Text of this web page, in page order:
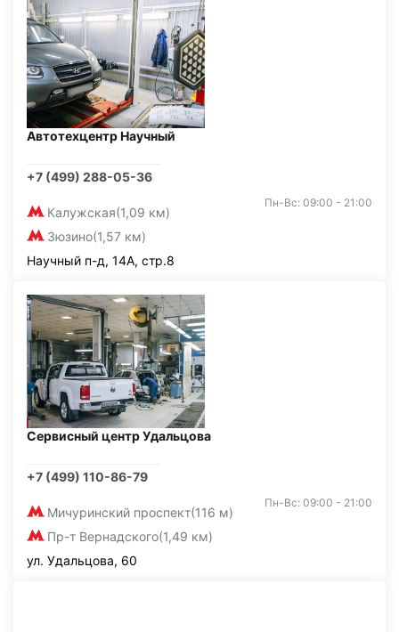
Автотехцентр Научный
+7 (499) 288-05-36
Калужская(1,09 км)
Зюзино(1,57 км)
Пн-Вс: 09:00 - 21:00
Научный п-д, 14А, стр.8
Сервисный центр Удальцова
+7 (499) 110-86-79
Мичуринский проспект(116 м)
Пр-т Вернадского(1,49 км)
Пн-Вс: 09:00 - 21:00
ул. Удальцова, 60